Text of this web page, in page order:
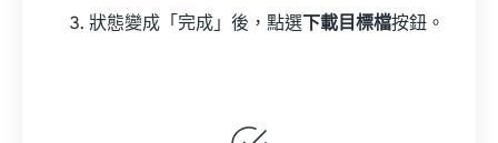
狀態變成「完成」後，點選 下載目標檔按鈕。